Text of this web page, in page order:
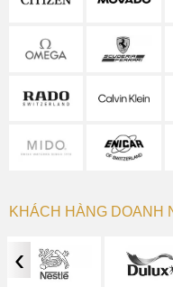
KHÁCH HÀNG DOANH
‹